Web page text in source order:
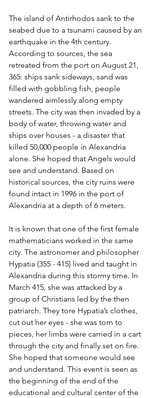
The island of Antirhodos sank to the
seabed due to a tsunami caused by an
earthquake in the 4th century.
According to sources, the sea
retreated from the port on August 21,
365: ships sank sideways, sand was
filled with gobbling fish, people
wandered aimlessly along empty
streets. The city was then invaded by a
body of water, throwing water and
ships over houses - a disaster that
killed 50,000 people in Alexandria
alone. She hoped that Angels would
see and understand. Based on
historical sources, the city ruins were
found intact in 1996 in the port of
Alexandria at a depth of 6 meters.
It is known that one of the first female
mathematicians worked in the same
city. The astronomer and philosopher
Hypatia (355 - 415) lived and taught in
Alexandria during this stormy time. In
March 415, she was attacked by a
group of Christians led by the then
patriarch. They tore Hypatia’s clothes,
cut out her eyes - she was torn to
pieces, her limbs were carried in a cart
through the city and finally set on fire.
She hoped that someone would see
and understand. This event is seen as
the beginning of the end of the
educational and cultural center of the